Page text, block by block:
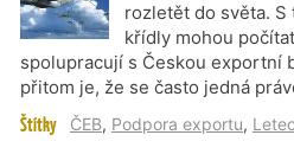
rozletět do světa.
křídly mohou
spolupracují s Českou exportní
přitom je, že se často jedná
Štítky ČEB, Podpora exportu,